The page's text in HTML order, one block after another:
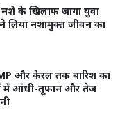
नशे के खिलाफ जागा युवा
ने लिया नशामुक्त जीवन का
और केरल तक बारिश का
में आंधी-तूफान और तेज